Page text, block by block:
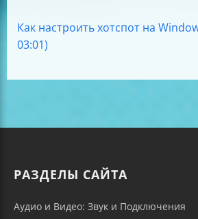
Как настроить хотспот на
03:01)
РАЗДЕЛЫ САЙТА
Аудио и Видео: Звук и Подключения